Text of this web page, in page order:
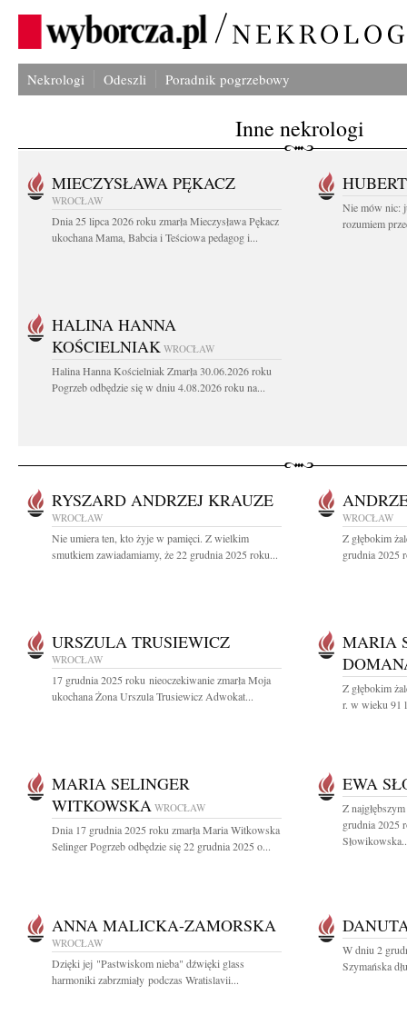
Nekrologi Odeszli Poradnik pogrzebowy
Inne nekrologi
MIECZYSŁAWA PĘKACZ
WROCŁAW
Dnia 25 lipca 2026 roku zmarła Mieczysława Pękacz
ukochana Mama, Babcia i Teściowa pedagog i...
Nie mów nic:
rozumiem
HALINA HANNA
KOŚCIELNIAK WROCŁAW
Halina Hanna Kościelniak Zmarła 30.06.2026 roku
Pogrzeb odbędzie się w dniu 4.08.2026 roku na...
RYSZARD ANDRZEJ KRAUZE
WROCŁAW
Nie umiera ten, kto żyje w pamięci. Z wielkim
smutkiem zawiadamiamy, że 22 grudnia 2025 roku...
WROCŁAW
Z głębokim
grudnia 2025
URSZULA TRUSIEWICZ
WROCŁAW
17 grudnia 2025 roku nieoczekiwanie zmarła Moja
ukochana Żona Urszula Trusiewicz Adwokat...
MARIA
Z głębokim
r. w wieku 91
MARIA SELINGER
WITKOWSKA WROCŁAW
Dnia 17 grudnia 2025 roku zmarła Maria Witkowska
Selinger Pogrzeb odbędzie się 22 grudnia 2025 o...
EWA
Z
grudnia 2025
ANNA MALICKA-ZAMORSKA
WROCŁAW
Dzięki jej "Pastwiskom nieba" dźwięki glass
harmoniki zabrzmiały podczas Wratislavii...
W dniu 2
Szymańska